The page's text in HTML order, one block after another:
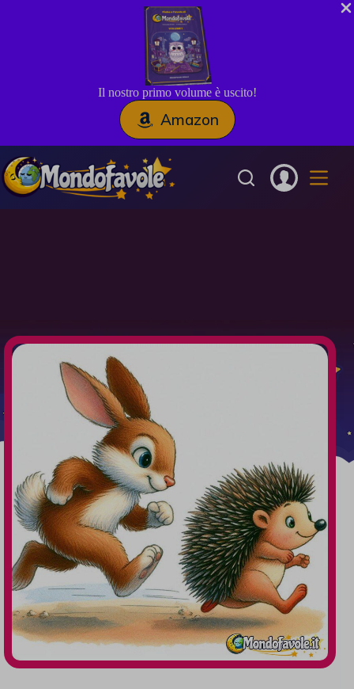
Il nostro primo volume è uscito!
Amazon
al
contenuto